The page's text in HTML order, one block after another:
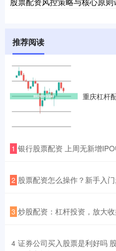
推荐阅读
重庆杠杆
1 银行股票配资 上周无新增
2 股票配资怎么操作？新手入
3 炒股配资：杠杆投资，放大
4 证券公司买入股票是利好吗